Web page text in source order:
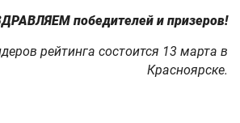
победителей и призеров!
рейтинга состоится 13 марта в
Красноярске.